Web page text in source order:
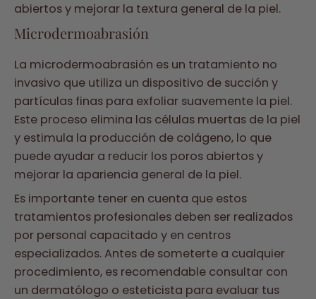
abiertos y mejorar la textura general de la piel.
Microdermoabrasión
La microdermoabrasión es un tratamiento no
invasivo que utiliza un dispositivo de succión y
partículas finas para exfoliar suavemente la piel.
Este proceso elimina las células muertas de la piel
y estimula la producción de colágeno, lo que
puede ayudar a reducir los poros abiertos y
mejorar la apariencia general de la piel.
Es importante tener en cuenta que estos
tratamientos profesionales deben ser realizados
por personal capacitado y en centros
especializados. Antes de someterte a cualquier
procedimiento, es recomendable consultar con
un dermatólogo o esteticista para evaluar tus